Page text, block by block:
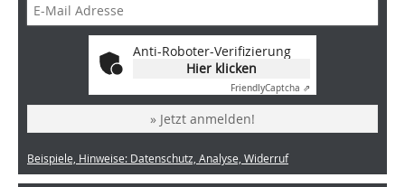
Anti-Roboter-Verifizierung
Hier klicken
FriendlyCaptcha ⇗
» Jetzt anmelden!
Beispiele, Hinweise: Datenschutz, Analyse, Widerruf